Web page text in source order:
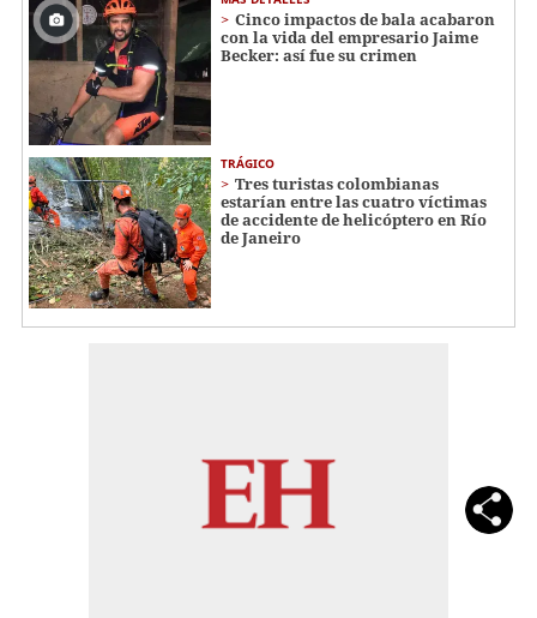
Cinco impactos de bala acabaron
con la vida del empresario Jaime
Becker: así fue su crimen
TRÁGICO
Tres turistas colombianas
estarían entre las cuatro víctimas
de accidente de helicóptero en Río
de Janeiro